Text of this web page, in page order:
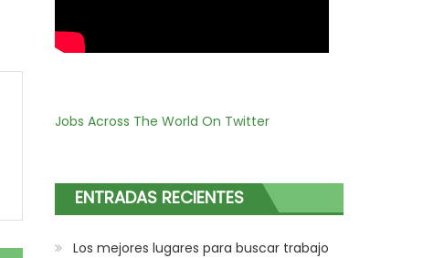
Jobs Across The World On Twitter
ENTRADAS RECIENTES
Los mejores lugares para buscar trabajo